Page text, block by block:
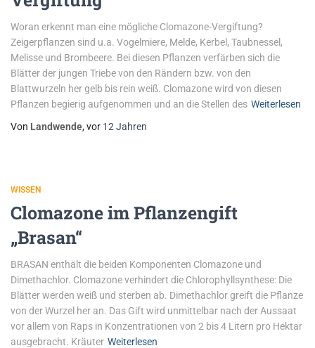
Woran erkennt man eine mögliche Clomazone-Vergiftung?
Zeigerpflanzen sind u.a. Vogelmiere, Melde, Kerbel, Taubnessel,
Melisse und Brombeere. Bei diesen Pflanzen verfärben sich die
Blätter der jungen Triebe von den Rändern bzw. von den
Blattwurzeln her gelb bis rein weiß. Clomazone wird von diesen
Pflanzen begierig aufgenommen und an die Stellen des Weiterlesen
Von Landwende, vor 12 Jahren
WISSEN
Clomazone im Pflanzengift
„Brasan“
BRASAN enthält die beiden Komponenten Clomazone und
Dimethachlor. Clomazone verhindert die Chlorophyllsynthese: Die
Blätter werden weiß und sterben ab. Dimethachlor greift die Pflanze
von der Wurzel her an. Das Gift wird unmittelbar nach der Aussaat
vor allem von Raps in Konzentrationen von 2 bis 4 Litern pro Hektar
ausgebracht. Kräuter Weiterlesen